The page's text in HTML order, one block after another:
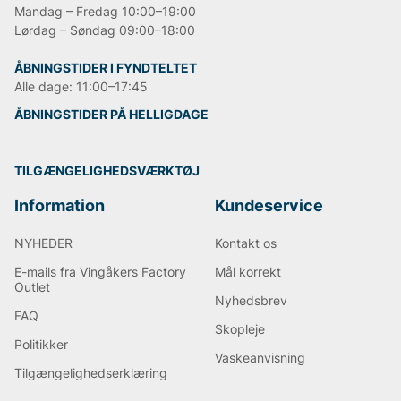
Mandag – Fredag 10:00–19:00
Lørdag – Søndag 09:00–18:00
ÅBNINGSTIDER I FYNDTELTET
Alle dage: 11:00–17:45
ÅBNINGSTIDER PÅ HELLIGDAGE
TILGÆNGELIGHEDSVÆRKTØJ
Information
NYHEDER
E-mails fra Vingåkers Factory
Outlet
FAQ
Politikker
Tilgængelighedserklæring
Kundeservice
Kontakt os
Mål korrekt
Nyhedsbrev
Skopleje
Vaskeanvisning